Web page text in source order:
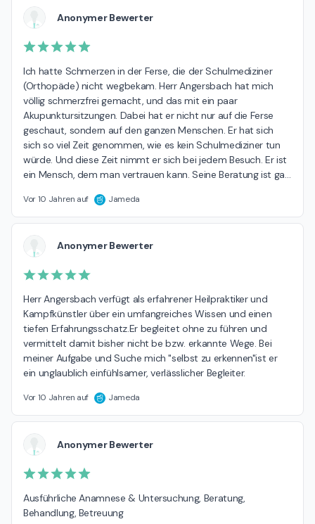
Anonymer Bewerter
Ich hatte Schmerzen in der Ferse, die der Schulmediziner
(Orthopäde) nicht wegbekam. Herr Angersbach hat mich
völlig schmerzfrei gemacht, und das mit ein paar
Akupunktursitzungen. Dabei hat er nicht nur auf die Ferse
geschaut, sondern auf den ganzen Menschen. Er hat sich
sich so viel Zeit genommen, wie es kein Schulmediziner tun
würde. Und diese Zeit nimmt er sich bei jedem Besuch. Er ist
ein Mensch, dem man vertrauen kann. Seine Beratung ist ga…
Vor 10 Jahren auf Jameda
Anonymer Bewerter
Herr Angersbach verfügt als erfahrener Heilpraktiker und
Kampfkünstler über ein umfangreiches Wissen und einen
tiefen Erfahrungsschatz.Er begleitet ohne zu führen und
vermittelt damit bisher nicht be bzw. erkannte Wege. Bei
meiner Aufgabe und Suche mich "selbst zu erkennen"ist er
ein unglaublich einfühlsamer, verlässlicher Begleiter.
Vor 10 Jahren auf Jameda
Anonymer Bewerter
Ausführliche Anamnese & Untersuchung, Beratung,
Behandlung, Betreuung